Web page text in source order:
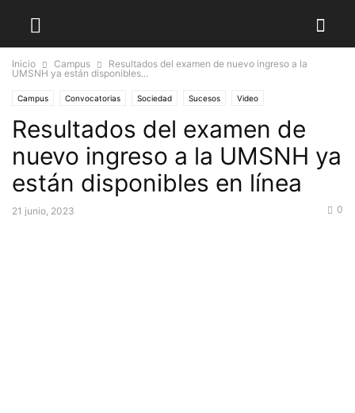
Inicio Campus
Resultados del examen de nuevo ingreso a la
UMSNH ya están disponibles...
Campus Convocatorias Sociedad Sucesos Video
Resultados del examen de
nuevo ingreso a la UMSNH ya
están disponibles en línea
21 junio, 2023 0